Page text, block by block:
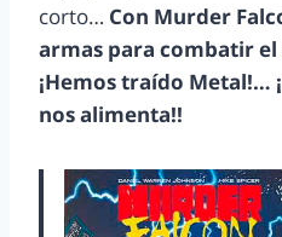
corto… Con Murder
armas para combatir
¡Hemos traído Metal!…
nos alimenta!!